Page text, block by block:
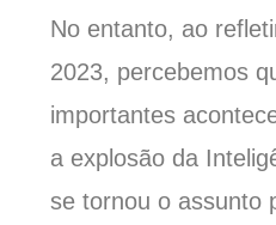
No entanto, ao
2023, percebemos
importantes
a explosão da
se tornou o assunto